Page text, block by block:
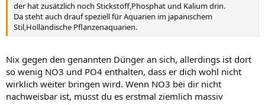
der hat zusätzlich noch Stickstoff,Phosphat und Kalium drin.
Da steht auch drauf speziell für Aquarien im japanischem
Stil,Holländische Pflanzenaquarien.
Nix gegen den genannten Dünger an sich, allerdings ist dort
so wenig NO3 und PO4 enthalten, dass er dich wohl nicht
wirklich weiter bringen wird. Wenn NO3 bei dir nicht
nachweisbar ist, musst du es erstmal ziemlich massiv